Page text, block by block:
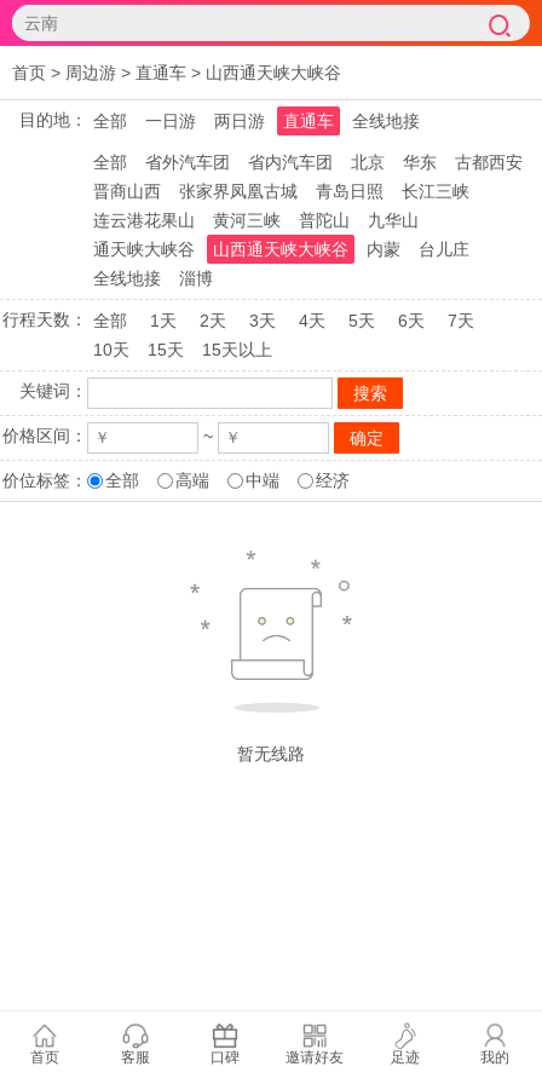
首页 > 周边游 > 直通车 > 山西通天峡大峡谷
目的地： 全部 一日游 两日游 直通车 全线地接
全部 省外汽车团 省内汽车团 北京 华东
古都西安
晋商山西
张家界凤凰古城 青岛日照
长江三峡
连云港花果山
黄河三峡 普陀山
九华山
通天峡大峡谷
山西通天峡大峡谷 内蒙
台儿庄
全线地接
淄博
行程天数： 全部 1天 2天 3天 4天 5天 6天
7天
10天
15天 15天以上
关键词：
价格区间： ~
价位标签： 全部 高端 中端 经济
暂无线路
首页 客服 口碑 邀请好友 足迹 我的